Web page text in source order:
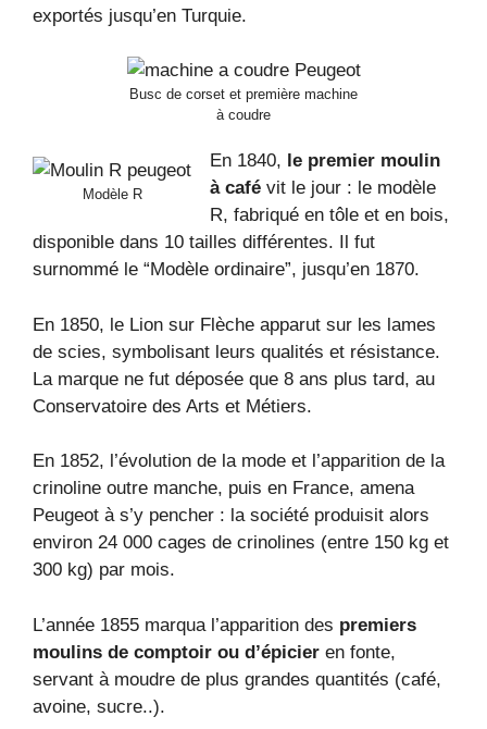
exportés jusqu’en Turquie.
Busc de corset et première machine
à coudre
Modèle R
En 1840, le premier moulin
à café vit le jour : le modèle
R, fabriqué en tôle et en bois,
disponible dans 10 tailles différentes. Il fut
surnommé le “Modèle ordinaire”, jusqu’en 1870.
En 1850, le Lion sur Flèche apparut sur les lames
de scies, symbolisant leurs qualités et résistance.
La marque ne fut déposée que 8 ans plus tard, au
Conservatoire des Arts et Métiers.
En 1852, l’évolution de la mode et l’apparition de la
crinoline outre manche, puis en France, amena
Peugeot à s’y pencher : la société produisit alors
environ 24 000 cages de crinolines (entre 150 kg et
300 kg) par mois.
L’année 1855 marqua l’apparition des premiers
moulins de comptoir ou d’épicier en fonte,
servant à moudre de plus grandes quantités (café,
avoine, sucre..).